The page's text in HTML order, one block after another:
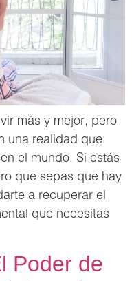
más y mejor, pero
una realidad que
el mundo. Si estás
que sepas que hay
a recuperar el
que necesitas
Poder de